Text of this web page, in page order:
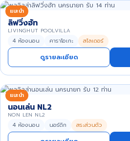
แนะนำ
ลิฟวิ่งฮัท
LIVINGHUT POOLVILLA
4 ห้องนอน คาราโอเกะ สไลเดอร์
ดูรายละเอียด
แนะนำ
นอนเล่น NL2
NON LEN NL2
4 ห้องนอน นอร์ดิก สระส่วนตัว